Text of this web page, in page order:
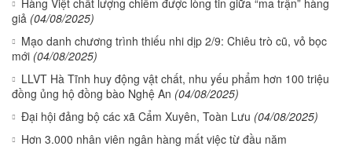
Hàng Việt chất lượng chiếm được lòng tin giữa “ma trận” hàng
giả (04/08/2025)
Mạo danh chương trình thiếu nhi dịp 2/9: Chiêu trò cũ, vỏ bọc
mới (04/08/2025)
LLVT Hà Tĩnh huy động vật chất, nhu yếu phẩm hơn 100 triệu
đồng ủng hộ đồng bào Nghệ An (04/08/2025)
Đại hội đảng bộ các xã Cẩm Xuyên, Toàn Lưu (04/08/2025)
Hơn 3.000 nhân viên ngân hàng mất việc từ đầu năm